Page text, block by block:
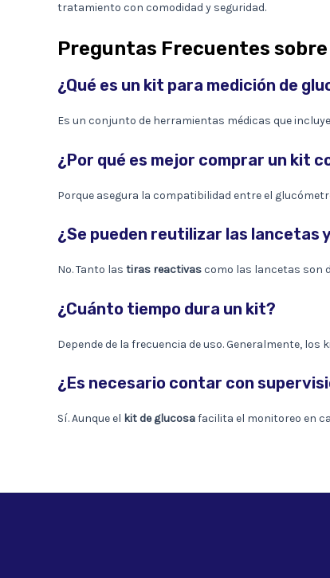
tratamiento con comodidad y seguridad.
Preguntas Frecuentes
¿Qué es un kit para medición de
Es un conjunto de herramientas médicas que
¿Por qué es mejor comprar un kit
Porque asegura la compatibilidad entre el
¿Se pueden reutilizar las lancetas
No. Tanto las tiras reactivascomo las lancetas son
¿Cuánto tiempo dura un kit?
Depende de la frecuencia de uso. Generalmente,
¿Es necesario contar con
Sí. Aunque el kit de glucosafacilita el monitoreo en